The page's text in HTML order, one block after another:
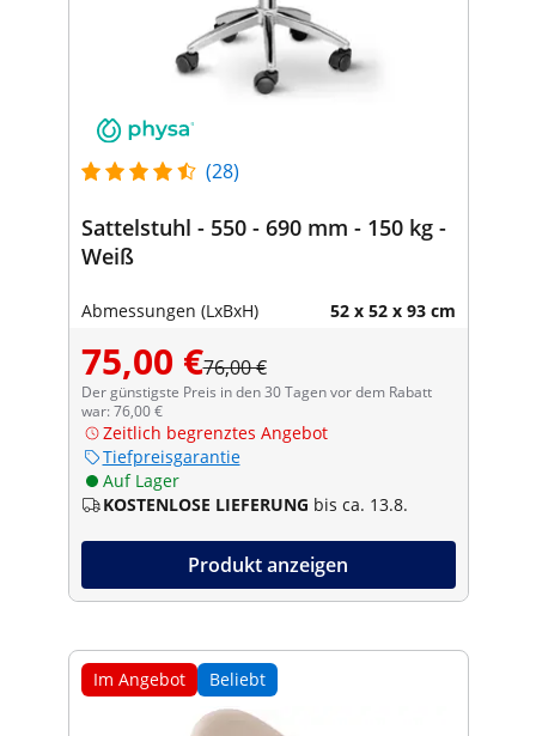
(28)
Sattelstuhl - 550 - 690 mm - 150 kg -
Weiß
Abmessungen (LxBxH) 52 x 52 x 93 cm
75,00 €76,00 €
Der günstigste Preis in den 30 Tagen vor dem Rabatt
war: 76,00 €
Zeitlich begrenztes Angebot
Tiefpreisgarantie
Auf Lager
KOSTENLOSE LIEFERUNG bis ca. 13.8.
Produkt anzeigen
Im Angebot Beliebt